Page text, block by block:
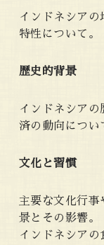
インドネシア
特性について。
歴史的背景
インドネシア
済の動向につい
文化と習慣
主要な文化行事
景とその影響。
インドネシア